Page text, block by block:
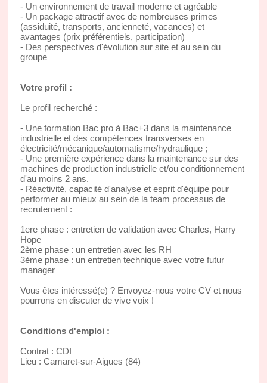
- Un environnement de travail moderne et agréable
- Un package attractif avec de nombreuses primes
(assiduité, transports, ancienneté, vacances) et
avantages (prix préférentiels, participation)
- Des perspectives d'évolution sur site et au sein du
groupe
Votre profil :
Le profil recherché :
- Une formation Bac pro à Bac+3 dans la maintenance
industrielle et des compétences transverses en
électricité/mécanique/automatisme/hydraulique ;
- Une première expérience dans la maintenance sur des
machines de production industrielle et/ou conditionnement
d'au moins 2 ans.
- Réactivité, capacité d'analyse et esprit d'équipe pour
performer au mieux au sein de la team processus de
recrutement :
1ere phase : entretien de validation avec Charles, Harry
Hope
2ème phase : un entretien avec les RH
3ème phase : un entretien technique avec votre futur
manager
Vous êtes intéressé(e) ? Envoyez-nous votre CV et nous
pourrons en discuter de vive voix !
Conditions d'emploi :
Contrat : CDI
Lieu : Camaret-sur-Aigues (84)